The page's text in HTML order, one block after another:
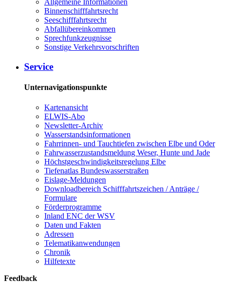
Allgemeine Informationen
Binnenschifffahrtsrecht
Seeschifffahrtsrecht
Abfallübereinkommen
Sprechfunkzeugnisse
Sonstige Verkehrsvorschriften
Service
Unternavigationspunkte
Kartenansicht
ELWIS-Abo
Newsletter-Archiv
Wasserstandsinformationen
Fahrrinnen- und Tauchtiefen zwischen Elbe und Oder
Fahrwasserzustandsmeldung Weser, Hunte und Jade
Höchstgeschwindigkeitsregelung Elbe
Tiefenatlas Bundeswasserstraßen
Eislage-Meldungen
Downloadbereich Schifffahrtszeichen / Anträge /
Formulare
Förderprogramme
Inland ENC der WSV
Daten und Fakten
Adressen
Telematikanwendungen
Chronik
Hilfetexte
Feedback